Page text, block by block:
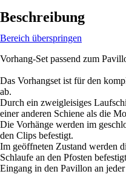
Beschreibung
Bereich überspringen
Vorhang-Set passend zum
Das Vorhangset ist für den
ab.
Durch ein zweigleisiges
einer anderen Schiene als die
Die Vorhänge werden im
den Clips befestigt.
Im geöffneten Zustand werden
Schlaufe an den Pfosten
Eingang in den Pavillon an